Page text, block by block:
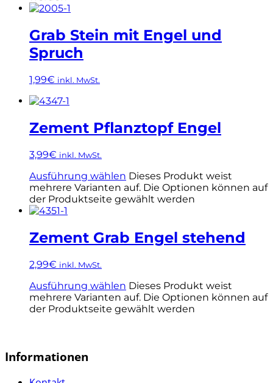
Grab Stein mit Engel und
Spruch
1,99€ inkl. MwSt.
Zement Pflanztopf Engel
3,99€ inkl. MwSt.
Ausführung wählen Dieses Produkt weist
mehrere Varianten auf. Die Optionen können auf
der Produktseite gewählt werden
Zement Grab Engel stehend
2,99€ inkl. MwSt.
Ausführung wählen Dieses Produkt weist
mehrere Varianten auf. Die Optionen können auf
der Produktseite gewählt werden
Informationen